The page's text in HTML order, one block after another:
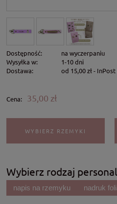
Dostępność:
na wyczerpaniu
Wysyłka w:
1-10 dni
Dostawa:
od 15,00 zł-
Cena nie zawiera ewentualnych
Cena: 35,00 zł
WYBIERZ RZEMYKI
Wybierz rodzaj
napis na rzemyku nadruk